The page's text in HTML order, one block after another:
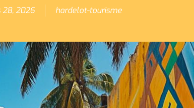
28, 2026 hardelot-tourisme